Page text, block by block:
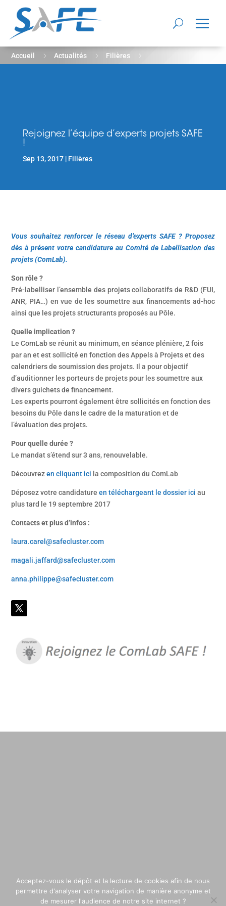
Accueil 5 Actualités 5 Filières
Rejoignez l’équipe d’experts projets SAFE
!
Sep 13, 2017 Filières
Vous souhaitez renforcer le réseau d’experts SAFE ? Proposez
dès à présent votre candidature au Comité de Labellisation des
projets (ComLab).
Son rôle ?
Pré-labelliser l’ensemble des projets collaboratifs de R&D (FUI,
ANR, PIA…) en vue de les soumettre aux financements ad-hoc
ainsi que les projets structurants proposés au Pôle.
Quelle implication ?
Le ComLab se réunit au minimum, en séance plénière, 2 fois
par an et est sollicité en fonction des Appels à Projets et des
calendriers de soumission des projets. Il a pour objectif
d’auditionner les porteurs de projets pour les soumettre aux
divers guichets de financement.
Les experts pourront également être sollicités en fonction des
besoins du Pôle dans le cadre de la maturation et de
l’évaluation des projets.
Pour quelle durée ?
Le mandat s’étend sur 3 ans, renouvelable.
Découvrezen cliquant ici la composition du ComLab
Déposez votre candidatureen téléchargeant le dossier ici au
plus tard le 19 septembre 2017
Contacts et plus d’infos :
laura.carel@safecluster.com
magali.jaffard@safecluster.com
anna.philippe@safecluster.com
Acceptez-vous le dépôt et la lecture de cookies afin de nous
permettre d'analyser votre navigation de manière anonyme et
de mesurer l'audience de notre site internet ?